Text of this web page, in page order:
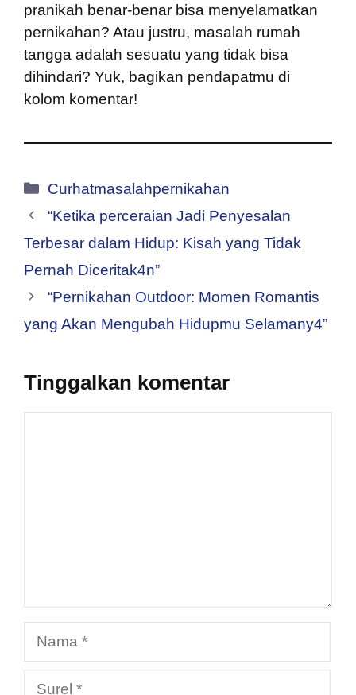
pranikah benar-benar bisa menyelamatkan
pernikahan? Atau justru, masalah rumah
tangga adalah sesuatu yang tidak bisa
dihindari? Yuk, bagikan pendapatmu di
kolom komentar!
Kategori
Curhatmasalahpernikahan
“Ketika perceraian Jadi Penyesalan
Terbesar dalam Hidup: Kisah yang Tidak
Pernah Diceritak4n”
“Pernikahan Outdoor: Momen Romantis
yang Akan Mengubah Hidupmu Selamany4”
Tinggalkan komentar